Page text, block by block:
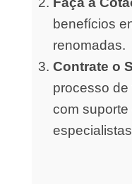
benefícios
renomadas.
Contrate o
processo de
com